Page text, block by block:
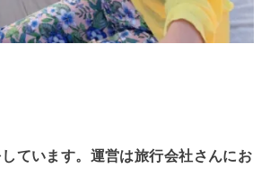
ています。運営は旅行会社さんにお